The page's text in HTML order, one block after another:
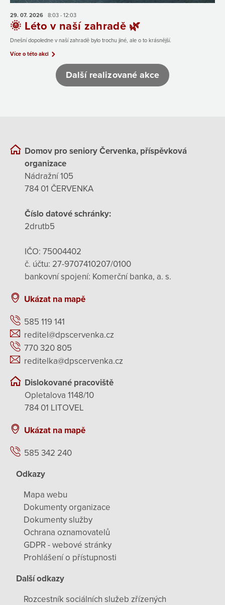
29. 07. 2026 8:03 - 12:03
🌞 Léto v naší zahradě 🌿
Dnešní dopoledne v naší zahradě bylo trochu jiné, ale o to krásnější.
Více o této akci
Další realizované akce
Domov pro seniory Červenka, příspěvková
organizace
Nádražní 105
784 01 ČERVENKA
Číslo datové schránky:
2drutb5
IČO: 75004402
č. účtu: 27-9707410207/0100
bankovní spojení: Komerční banka, a. s.
Ukázat na mapě
585 119 141
reditel@dpscervenka.cz
770 320 805
reditelka@dpscervenka.cz
Dislokované pracoviště
Opletalova 1148/10
784 01 LITOVEL
Ukázat na mapě
585 342 240
Odkazy
Mapa webu
Dokumenty organizace
Dokumenty služby
Ochrana oznamovatelů
GDPR - webové stránky
Prohlášení o přístupnosti
Další odkazy
Rozcestník sociálních služeb zřízených